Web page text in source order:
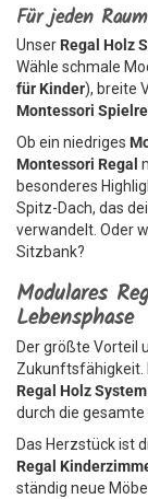
Für jeden
Unser Regal Holz
Wähle schmale
für Kinder), breite
Montessori
Ob ein niedriges
Montessori Regal
besonderes
Spitz-Dach, das
verwandelt. Oder
Sitzbank?
Modulares
Lebensphase
Der größte Vorteil
Zukunftsfähigkeit.
Regal Holz System
durch die gesamte
Das Herzstück ist
Regal
ständig neue